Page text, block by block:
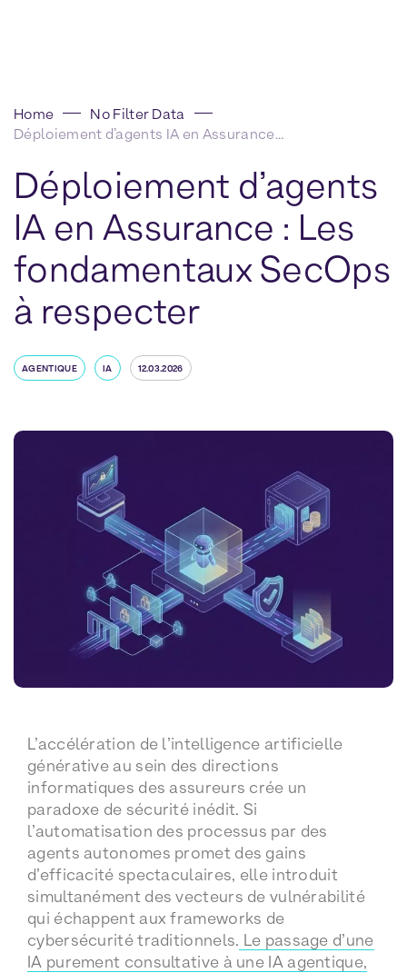
Home
No Filter Data
Déploiement d’agents IA en Assurance : Les fondamentaux SecOps à respecter
Déploiement d’agents
IA en Assurance : Les
fondamentaux SecOps
à respecter
AGENTIQUE IA 12.03.2026
L’accélération de l’intelligence artificielle
générative au sein des directions
informatiques des assureurs crée un
paradoxe de sécurité inédit. Si
l’automatisation des processus par des
agents autonomes promet des gains
d’efficacité spectaculaires, elle introduit
simultanément des vecteurs de vulnérabilité
qui échappent aux frameworks de
cybersécurité traditionnels. Le passage d’une
IA purement consultative à une IA agentique,